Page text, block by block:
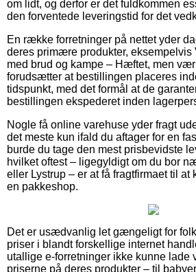
om lidt, og derfor er det fuldkommen
den forventede leveringstid for det
En række forretninger på nettet yder
deres primære produkter, eksempelvis
med brud og kampe – Hæftet, men
forudsætter at bestillingen placeres
tidspunkt, med det formål at de
bestillingen ekspederet inden
Nogle få online varehuse yder fragt
det meste kun ifald du aftager for en
burde du tage den mest prisbevidste
hvilket oftest – ligegyldigt om du bor
eller Lystrup – er at få fragtfirmaet til at
en pakkeshop.
Det er usædvanlig let gængeligt for
priser i blandt forskellige internet
utallige e-forretninger ikke kunne lade
priserne på deres produkter – til